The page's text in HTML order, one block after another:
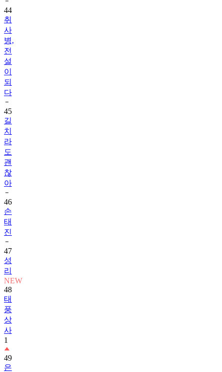
44
취
사
병,
전
설
이
되
다
45
길
치
라
도
괜
찮
아
46
손
태
진
47
성
리
NEW
48
태
풍
상
사
1
49
은